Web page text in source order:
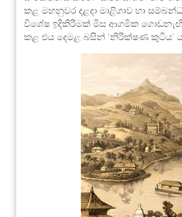
කළ මහනුවර දළදා මාළිගාව හා
විශේෂ ඉදිකිරීමක් මිස ආගමික
කළ එය දෙමළ බසින් ‘නිරීක්ෂණ කුටිය’